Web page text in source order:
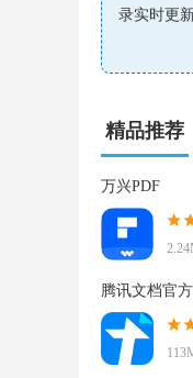
使用实名认
资料统一管理
嘟伴通讯录
团队电话会
专业全程服
录实时更
精品推荐
万兴PDF
腾讯文档官